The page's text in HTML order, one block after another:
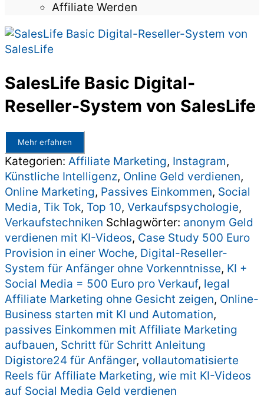
Affiliate Werden
SalesLife Basic Digital-
Reseller-System von SalesLife
Mehr erfahren
Kategorien: Affiliate Marketing, Instagram,
Künstliche Intelligenz, Online Geld verdienen,
Online Marketing, Passives Einkommen, Social
Media, Tik Tok, Top 10, Verkaufspsychologie,
Verkaufstechniken Schlagwörter: anonym Geld
verdienen mit KI-Videos, Case Study 500 Euro
Provision in einer Woche, Digital-Reseller-
System für Anfänger ohne Vorkenntnisse, KI +
Social Media = 500 Euro pro Verkauf, legal
Affiliate Marketing ohne Gesicht zeigen, Online-
Business starten mit KI und Automation,
passives Einkommen mit Affiliate Marketing
aufbauen, Schritt für Schritt Anleitung
Digistore24 für Anfänger, vollautomatisierte
Reels für Affiliate Marketing, wie mit KI-Videos
auf Social Media Geld verdienen